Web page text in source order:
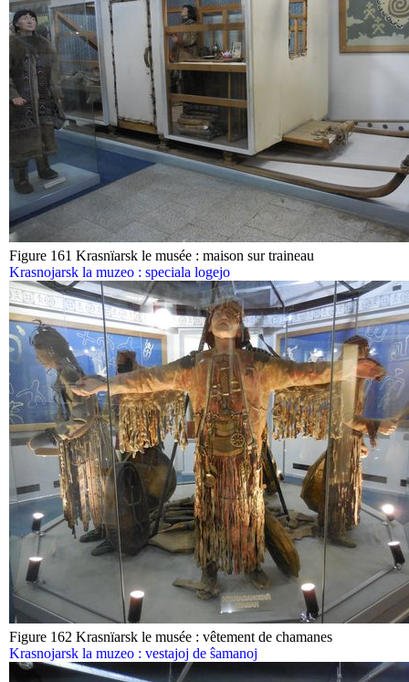
Figure 161 Krasnïarsk le musée : maison sur traineau
Krasnojarsk la muzeo : speciala logejo
Figure 162 Krasnïarsk le musée : vêtement de chamanes
Krasnojarsk la muzeo : vestajoj de ŝamanoj